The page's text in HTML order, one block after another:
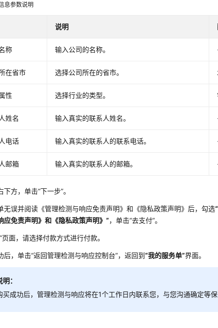
息参数说明
说明
称 输入公司的名称。
在省市 选择公司所在的省市。
性 选择行业的类型。
姓名 输入真实的联系人姓名。
电话 输入真实的联系人的联系电话。
邮箱 输入真实的联系人的邮箱。
下方，单击“下一步”。
无误并阅读 《管理检测与响应免责声明》和 《隐私政策声明》 后，勾选
应免责声明》和《隐私政策声明》”，单击“去支付”。
页面，请选择付款方式进行付款。
后，单击“返回管理检测与响应控制台”，返回到“我的服务单”界面。
明：
买成功后，管理检测与响应将在1个工作日内联系您，与您沟通确定等